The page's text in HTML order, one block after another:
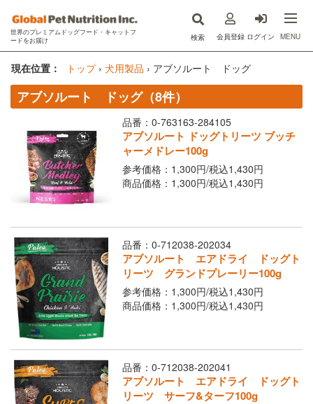
世界のプレミアムドッグフード・キャットフ
ードをお届け
検索 会員登録 ログイン
now fresh(ナウフレッシュ)
GO!SOLUTIONS(ゴー)
キットキャット
フードを探す
オンライン購入
原材料ハンドブック
Instagram
Youtubeチャネル
取り扱い店舗
よくあるご質問 お問い合わせ
MENU
現在位置： トップ› 犬用製品 › アブソルート ドッグ
アブソルート ドッグ（8件）
品番：0-763163-284105
アブソルート ドッグトリーツ ブッチ
ャーメドレー100g
参考価格：1,300円/税込1,430円
商品価格：1,300円/税込1,430円
品番：0-712038-202034
アブソルート エアドライ ドッグト
リーツ グランドプレーリー100g
参考価格：1,300円/税込1,430円
商品価格：1,300円/税込1,430円
品番：0-712038-202041
アブソルート エアドライ ドッグト
リーツ サーフ&ターフ100g